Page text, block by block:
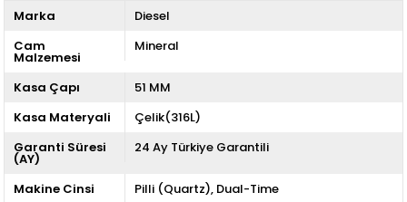
Marka
Diesel
Cam
Malzemesi
Mineral
Kasa Çapı
51 MM
Kasa Materyali
Çelik(316L)
Garanti Süresi
(AY)
24 Ay Türkiye Garantili
Makine Cinsi Pilli (Quartz) Dual-Time